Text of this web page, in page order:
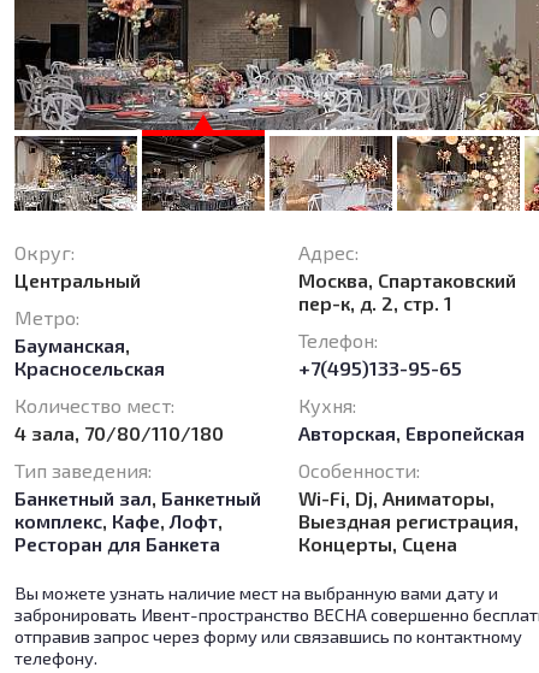
Округ:
Центральный
Метро:
Бауманская,
Красносельская
Количество мест:
4 зала, 70/80/110/180
Тип заведения:
Банкетный зал, Банкетный
комплекс, Кафе,Лофт,
Ресторан для Банкета
Адрес:
Москва, Спартаковский
пер-к, д. 2, стр. 1
Телефон:
+7(495)133-95-65
Кухня:
Авторская, Европейская
Особенности:
Wi-Fi, Dj, Аниматоры,
Выездная регистрация,
Концерты, Сцена
Вы можете узнать наличие мест на выбранную вами дату и
забронировать Ивент-пространство ВЕСНА совершенно
отправив запрос через форму или связавшись по контактному
телефону.